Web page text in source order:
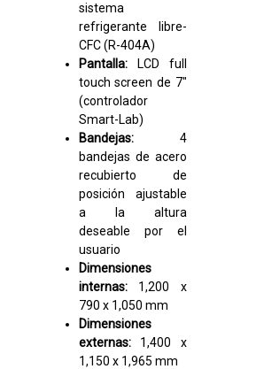
sistema
refrigerante libre-
CFC (R-404A)
Pantalla:LCD full
touch screen de 7″
(controlador
Smart-Lab)
Bandejas:4
bandejas de acero
recubierto de
posición ajustable
a la altura
deseable por el
usuario
Dimensiones
internas:1,200 x
790 x 1,050 mm
Dimensiones
externas:1,400 x
1,150 x 1,965 mm